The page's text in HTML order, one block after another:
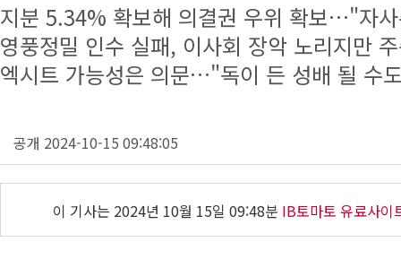
지분 5.34% 확보해 의결권 우위 확보…"자
영풍정밀 인수 실패, 이사회 장악 노리지만
엑시트 가능성은 의문…"독이 든 성배 될 수
공개 2024-10-15 09:48:05
이 기사는 2024년 10월 15일 09:48분 IB토마토 유료사이